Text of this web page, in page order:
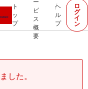
ト
ッ
プ
ー
ビ
ス
概
要
ヘ
ル
プ
ロ
グ
イ
ン
した。